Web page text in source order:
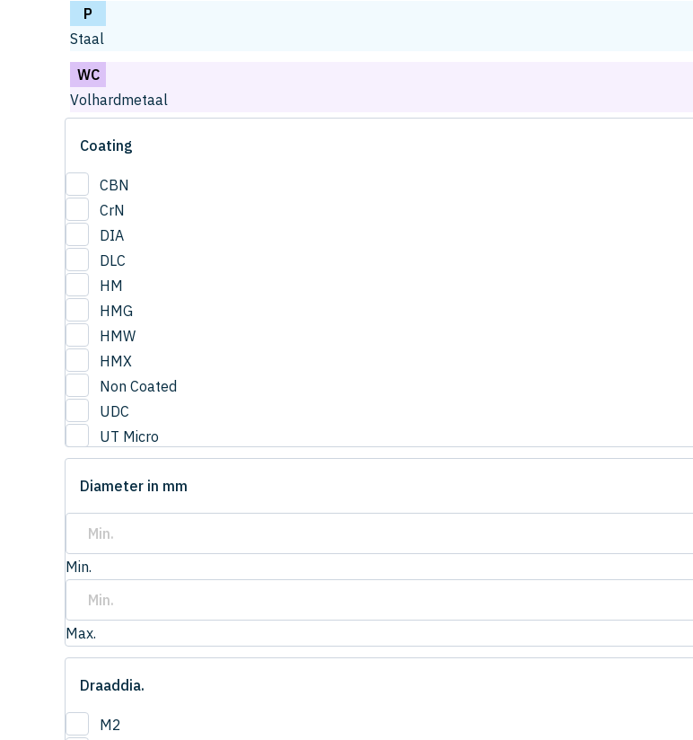
P
Staal
WC
Volhardmetaal
Coating
CBN
CrN
DIA
DLC
HM
HMG
HMW
HMX
Non Coated
UDC
UT Micro
UTCOAT
UTS Coat
UTW Coat
Diameter in mm
Min.
Max.
Draaddia.
M2